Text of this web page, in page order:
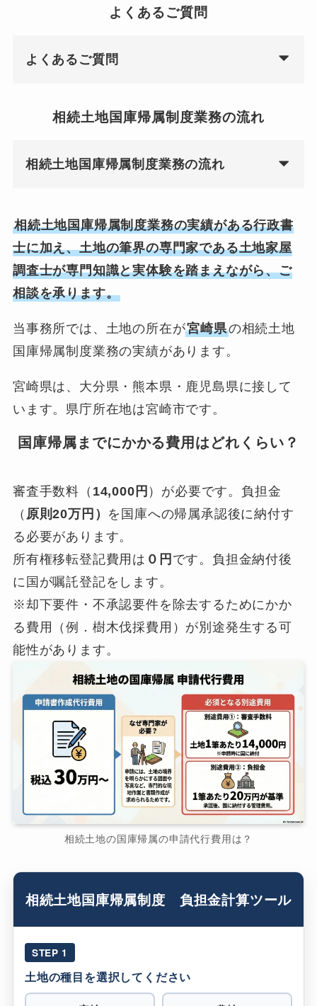
よくあるご質問
よくあるご質問
相続土地国庫帰属制度業務の流れ
相続土地国庫帰属制度業務の流れ
相続土地国庫帰属制度業務の実績がある行政書
士に加え、土地の筆界の専門家である土地家屋
調査士が専門知識と実体験を踏まえながら、ご
相談を承ります。
当事務所では、土地の所在が宮崎県の相続土地
国庫帰属制度業務の実績があります。
宮崎県は、大分県・熊本県・鹿児島県に接して
います。県庁所在地は宮崎市です。
国庫帰属までにかかる費用はどれくらい？
審査手数料（ 14,000円 ）が必要です。負担金
（ 原則20万円） を国庫への帰属承認後に納付す
る必要があります。
所有権移転登記費用は ０円 です。負担金納付後
に国が嘱託登記をします。
※却下要件・不承認要件を除去するためにかか
る費用（例．樹木伐採費用）が別途発生する可
能性があります。
相続土地の国庫帰属の申請代行費用は？
相続土地国庫帰属制度 負担金計算ツール
STEP 1
土地の種目を選択してください